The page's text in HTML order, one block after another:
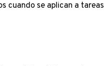
cuando se aplican a tareas